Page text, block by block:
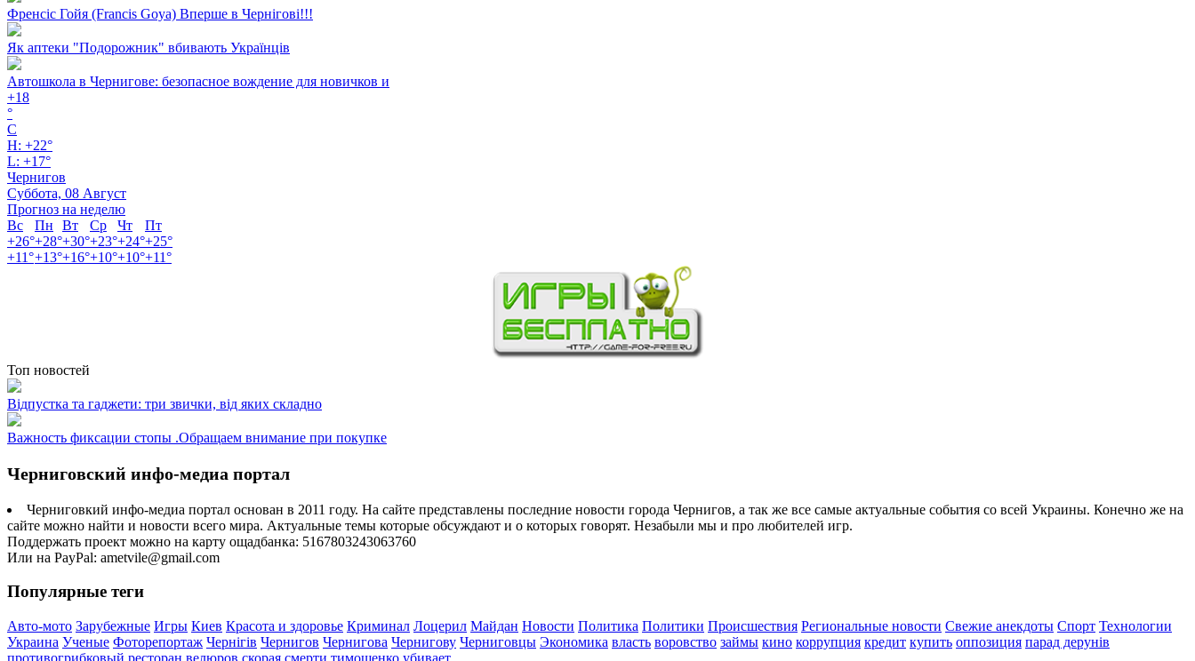
Френсіс Гойя (Francis Goya) Вперше в Чернігові!!!
Як аптеки "Подорожник" вбивають Українців
Автошкола в Чернигове: безопасное вождение для новичков и
+18
°
C
H: +22°
L: +17°
Чернигов
Суббота, 08 Август
Прогноз на неделю
Вс
Пн Вт Ср Чт
Пт
+26°+28°+30°+23°+24°+25°
+11°+13°+16°+10°+10°+11°
Топ новостей
Відпустка та гаджети: три звички, від яких складно
Важность фиксации стопы .Обращаем внимание при покупке
Черниговский инфо-медиа портал
Черниговкий инфо-медиа портал основан в 2011 году. На сайте представлены последние новости города Чернигов, а так же все самые актуальные события со всей Украины. Конечно же на
сайте можно найти и новости всего мира. Актуальные темы которые обсуждают и о которых говорят. Незабыли мы и про любителей игр.
Поддержать проект можно на карту ощадбанка: 5167803243063760
Или на PayPal: ametvile@gmail.com
Популярные теги
Авто-мото Зарубежные Игры Киев Красота и здоровье Криминал Лоцерил Майдан Новости Политика Политики Происшествия Региональные новости Свежие анекдоты Спорт Технологии
Украина Ученые Фоторепортаж Чернігів Чернигов Чернигова Чернигову Черниговцы Экономика власть воровство займы кино коррупция кредит купить оппозиция парад дерунів
противогрибковый ресторан велюров скорая смерти тимошенко убивает